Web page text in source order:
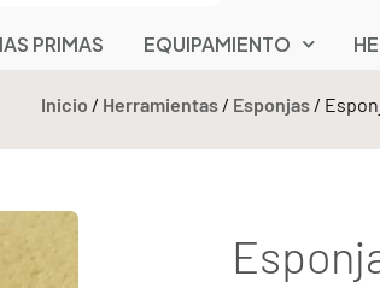
PRIMAS EQUIPAMIENTO
Inicio / Herramientas / Esponjas /